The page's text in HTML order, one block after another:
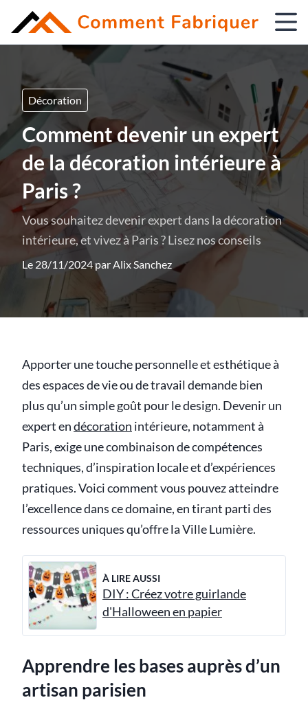
Décoration
Comment devenir un expert
de la décoration intérieure à
Paris ?
Vous souhaitez devenir expert dans la décoration
intérieure, et vivez à Paris ? Lisez nos conseils
Le 28/11/2024 parAlix Sanchez
Apporter une touche personnelle et esthétique à
des espaces de vie ou de travail demande bien
plus qu’un simple goût pour le design. Devenir un
expert endécoration intérieure, notamment à
Paris, exige une combinaison de compétences
techniques, d’inspiration locale et d’expériences
pratiques. Voici comment vous pouvez atteindre
l’excellence dans ce domaine, en tirant parti des
ressources uniques qu’offre la Ville Lumière.
À LIRE AUSSI
DIY : Créez votre guirlande
d'Halloween en papier
Apprendre les bases auprès d’un
artisan parisien